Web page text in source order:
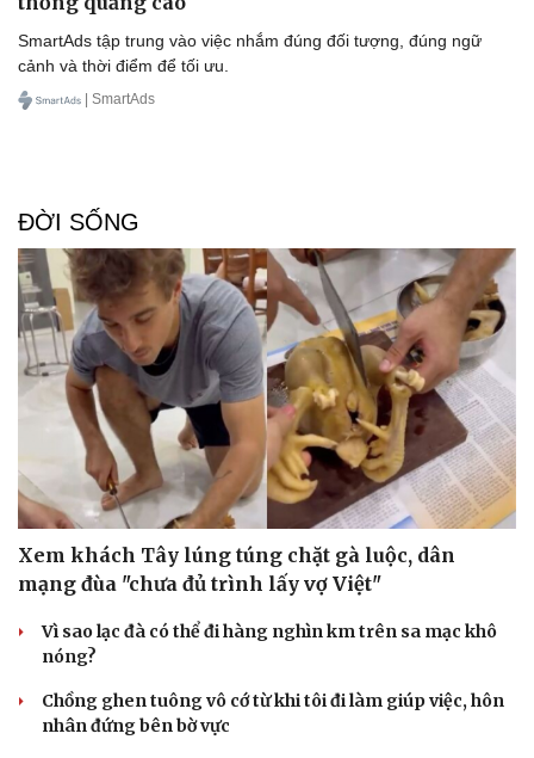
SmartAds tập trung vào việc nhắm đúng đối tượng, đúng ngữ
cảnh và thời điểm để tối ưu.
| SmartAds
ĐỜI SỐNG
Xem khách Tây lúng túng chặt gà luộc, dân
mạng đùa "chưa đủ trình lấy vợ Việt"
Vì sao lạc đà có thể đi hàng nghìn km trên sa mạc khô
nóng?
Chồng ghen tuông vô cớ từ khi tôi đi làm giúp việc, hôn
nhân đứng bên bờ vực